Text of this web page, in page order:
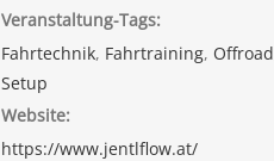
Veranstaltung-Tags:
Fahrtechnik, Fahrtraining, Offroad
Setup
Website:
https://www.jentlflow.at/